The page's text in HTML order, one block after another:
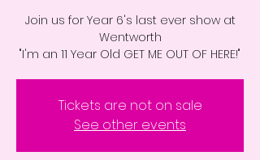
Join us for Year 6's last ever show at
Wentworth
"I'm an 11 Year Old GET ME OUT OF HERE!"
Tickets are not on sale
See other events